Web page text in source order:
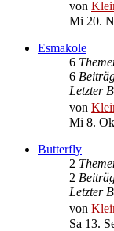
von
Mi 20.
Esmakole
6
6
Letzter
von
Mi 8.
Butterfly
2
2
Letzter
von
Sa 13.